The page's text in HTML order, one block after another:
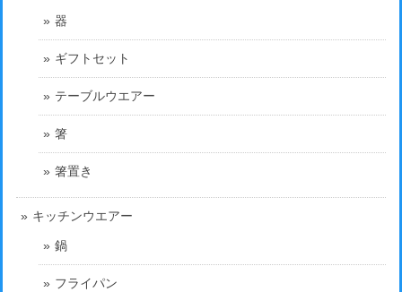
器
ギフトセット
テーブルウエアー
箸
箸置き
キッチンウエアー
鍋
フライパン